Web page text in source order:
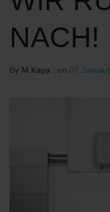
NACH!
By M.Kaya , on 07